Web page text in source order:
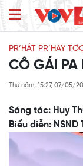
PR’HÁT PR’HAY
CÔ GÁI PA
Thứ năm, 15:27, 07/05/
Sáng tác: Huy
Biểu diễn: NSND